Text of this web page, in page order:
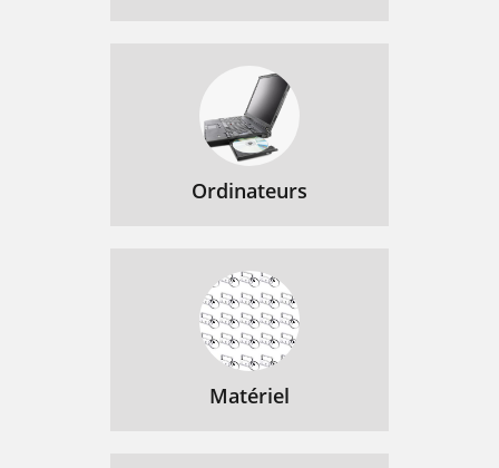
Ordinateurs
Matériel